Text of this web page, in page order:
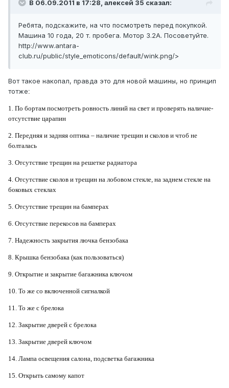
В 06.09.2011 в 17:28, алексей 35 сказал:
Ребята, подскажите, на что посмотреть перед покупкой.
Машина 10 года, 20 т. пробега. Мотор 3.2А. Посоветуйте.
http://www.antara-
club.ru/public/style_emoticons/default/wink.png/>
Вот такое накопал, правда это для новой машины, но принцип
тотже:
1. По бортам посмотреть ровность линий на свет и проверять наличие-
отсутствие царапин
2. Передняя и задняя оптика – наличие трещин и сколов и чтоб не
болталась
3. Отсутствие трещин на решетке радиатора
4. Отсутствие сколов и трещин на лобовом стекле, на заднем стекле на
боковых стеклах
5. Отсутствие трещин на бамперах
6. Отсутствие перекосов на бамперах
7. Надежность закрытия лючка бензобака
8. Крышка бензобака (как пользоваться)
9. Открытие и закрытие багажника ключом
10. То же со включенной сигналкой
11. То же с брелока
12. Закрытие дверей с брелока
13. Закрытие дверей ключом
14. Лампа освещения салона, подсветка багажника
15. Открыть самому капот